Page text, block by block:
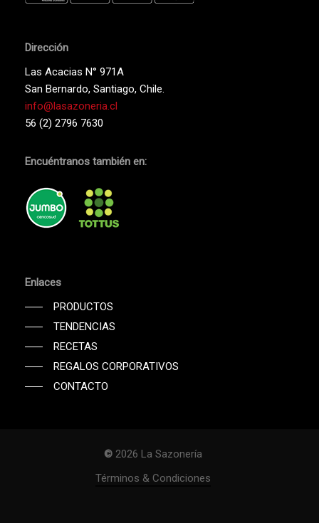
Subtotal:
Dirección
Las Acacias N° 971A
San Bernardo, Santiago, Chile.
info@lasazoneria.cl
56 (2) 2796 7630
Encuéntranos también en:
Enlaces
PRODUCTOS
TENDENCIAS
RECETAS
REGALOS CORPORATIVOS
CONTACTO
© 2026 La Sazonería
Términos & Condiciones